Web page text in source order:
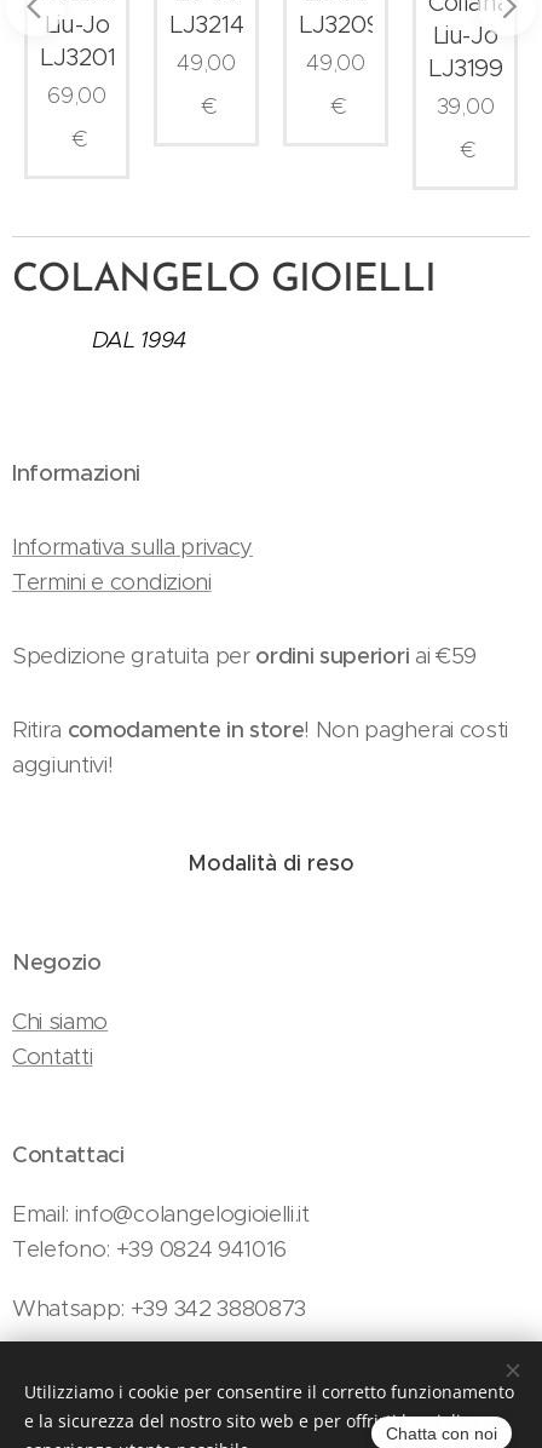
Liu-Jo
LJ3201
69,00
€
LJ3214
49,00
€
LJ3209
49,00
€
Liu-Jo
LJ3199
39,00
€
COLANGELO GIOIELLI
DAL 1994
Informazioni
Informativa sulla privacy
Termini e condizioni
Spedizione gratuita perordini superiori ai €59
Ritira comodamente in store! Non pagherai costi
aggiuntivi!
Modalità di reso
Negozio
Chi siamo
Contatti
Contattaci
Email: info@colangelogioielli.it
Telefono: +39 0824 941016
Whatsapp: +39 342 3880873
Colangelo Gioielli - Viale Minieri, 154, Telese Terme, 82037 (BN)
Cookies
Utilizziamo i cookie per consentire il corretto funzionamento
e la sicurezza del nostro sito web e per offrirti la migliore
Chatta con noi